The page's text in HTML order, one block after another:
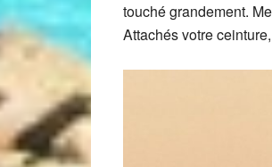
touché grandement.
Attachés votre